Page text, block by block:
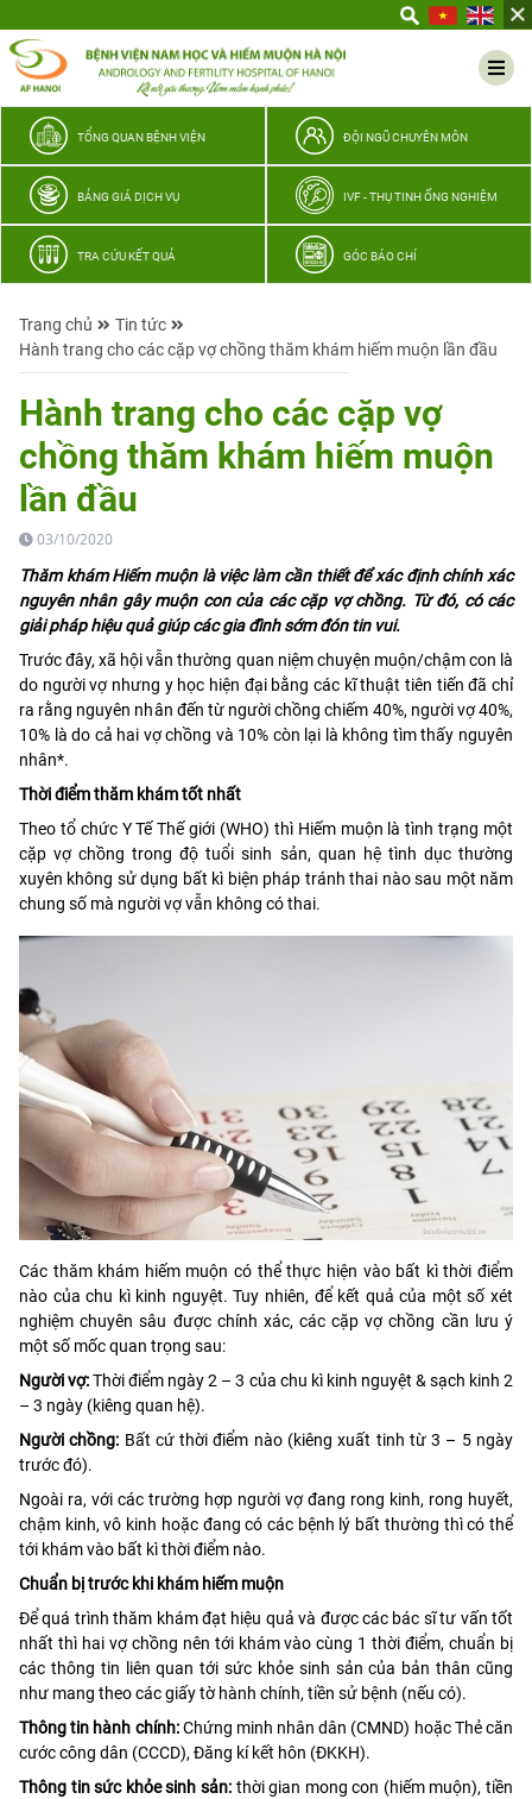
thương
TỔNG QUAN BỆNH VIỆN ĐỘI NGŨ CHUYÊN MÔN
BẢNG GIÁ DỊCH VỤ IVF - THỤ TINH ỐNG NGHIỆM
TRA CỨU KẾT QUẢ GÓC BÁO CHÍ
Trang chủ
Tin tức
Hành trang cho các cặp vợ chồng thăm khám hiếm muộn lần đầu
Hành trang cho các cặp vợ
chồng thăm khám hiếm muộn
lần đầu
03/10/2020
Thăm khám Hiếm muộn là việc làm cần thiết để xác định chính xác
nguyên nhân gây muộn con của các cặp vợ chồng. Từ đó, có các
giải pháp hiệu quả giúp các gia đình sớm đón tin vui.
Trước đây, xã hội vẫn thường quan niệm chuyện muộn/chậm con là
do người vợ nhưng y học hiện đại bằng các kĩ thuật tiên tiến đã chỉ
ra rằng nguyên nhân đến từ người chồng chiếm 40%, người vợ 40%,
10% là do cả hai vợ chồng và 10% còn lại là không tìm thấy nguyên
nhân*.
Thời điểm thăm khám tốt nhất
Theo tổ chức Y Tế Thế giới (WHO) thì Hiếm muộn là tình trạng một
cặp vợ chồng trong độ tuổi sinh sản, quan hệ tình dục thường
xuyên không sử dụng bất kì biện pháp tránh thai nào sau một năm
chung số mà người vợ vẫn không có thai.
Các thăm khám hiếm muộn có thể thực hiện vào bất kì thời điểm
nào của chu kì kinh nguyệt. Tuy nhiên, để kết quả của một số xét
nghiệm chuyên sâu được chính xác, các cặp vợ chồng cần lưu ý
một số mốc quan trọng sau:
Người vợ:Thời điểm ngày 2 – 3 của chu kì kinh nguyệt & sạch kinh 2
– 3 ngày (kiêng quan hệ).
Người chồng: Bất cứ thời điểm nào (kiêng xuất tinh từ 3 – 5 ngày
trước đó).
Ngoài ra, với các trường hợp người vợ đang rong kinh, rong huyết,
chậm kinh, vô kinh hoặc đang có các bệnh lý bất thường thì có thể
tới khám vào bất kì thời điểm nào.
Chuẩn bị trước khi khám hiếm muộn
Để quá trình thăm khám đạt hiệu quả và được các bác sĩ tư vấn tốt
nhất thì hai vợ chồng nên tới khám vào cùng 1 thời điểm, chuẩn bị
các thông tin liên quan tới sức khỏe sinh sản của bản thân cũng
như mang theo các giấy tờ hành chính, tiền sử bệnh (nếu có).
Thông tin hành chính:Chứng minh nhân dân (CMND) hoặc Thẻ căn
cước công dân (CCCD), Đăng kí kết hôn (ĐKKH).
Thông tin sức khỏe sinh sản:thời gian mong con (hiếm muộn), tiền